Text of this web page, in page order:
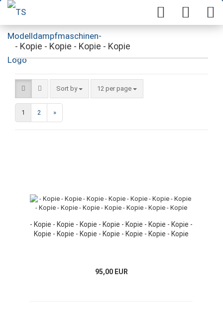
- Kopie - Kopie - Kopie - Kopie
Sort by 12 per page
1 2 »
- Kopie - Kopie - Kopie - Kopie - Kopie - Kopie - Kopie -
Kopie - Kopie - Kopie - Kopie - Kopie - Kopie - Kopie
95,00 EUR